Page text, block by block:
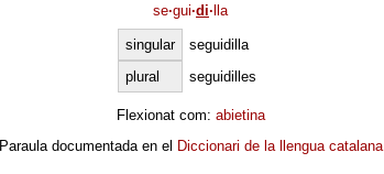
se·gui·di· lla
singular
seguidilla
plural
seguidilles
Flexionat com: abietina
Paraula documentada en el Diccionari de la llengua catalana